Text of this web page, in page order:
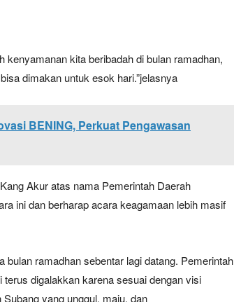
Company
kenyamanan kita beribadah di bulan ramadhan,
dimakan untuk esok hari.”jelasnya
BENING, Perkuat Pengawasan
Akur atas nama Pemerintah Daerah
ini dan berharap acara keagamaan lebih masif
ramadhan sebentar lagi datang. Pemerintah
digalakkan karena sesuai dengan visi
yang unggul, maju, dan